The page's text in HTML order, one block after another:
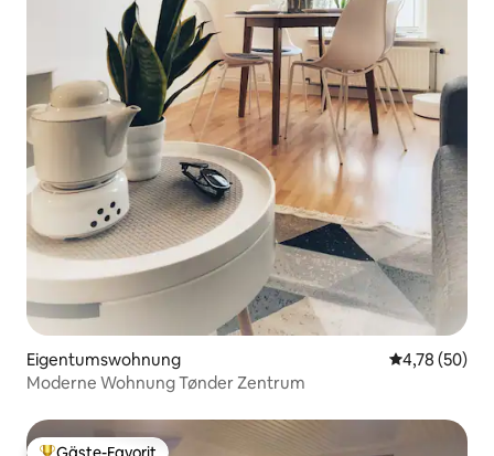
Eigentumswohnung
4,78 (50)
Moderne Wohnung Tønder Zentrum